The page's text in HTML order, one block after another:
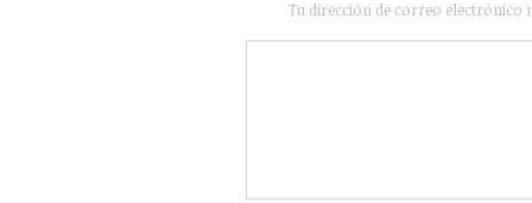
Tu dirección de correo electrónico